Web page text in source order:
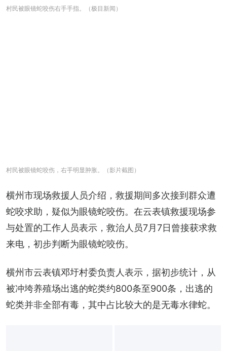
村民被眼镜蛇咬伤右手手指。（极目新闻）
村民被眼镜蛇咬伤，右手明显肿胀。（影片截图）
横州市现场救援人员介绍，救援期间多次接到群众遭
蛇咬求助，疑似为眼镜蛇咬伤。在云表镇救援现场参
与处置的工作人员表示，救治人员7月7日曾接获求救
来电，初步判断为眼镜蛇咬伤。
横州市云表镇邓圩村委负责人表示，据初步统计，从
被冲垮养殖场出逃的蛇类约800条至900条，出逃的
蛇类并非全部有毒，其中占比较大的是无毒水律蛇。